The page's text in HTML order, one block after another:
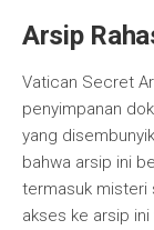
Arsip
Vatican Secret
penyimpanan
yang
bahwa arsip ini
termasuk misteri
akses ke arsip